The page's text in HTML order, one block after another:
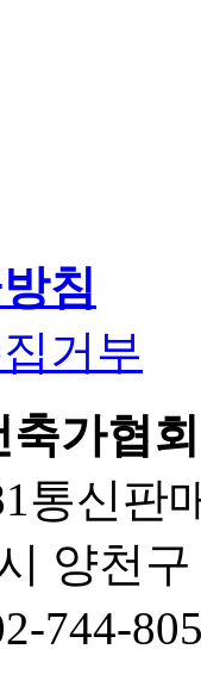
침
거부
가협회
통신판
양천
744-